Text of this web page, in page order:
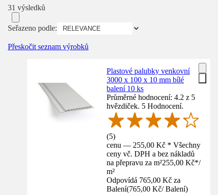
31 výsledků
Seřazeno podle:
Přeskočit seznam výrobků
Plastové palubky venkovní
3000 x 100 x 10 mm bílé
balení 10 ks
Průměrné hodnocení: 4.2 z 5
hvězdiček. 5 Hodnocení.
(5)
cenu — 255,00 Kč * Všechny
ceny vč. DPH a bez nákladů
na přepravu za m²255,00 Kč*/
m²
Odpovídá 765,00 Kč za
Balení(765,00 Kč/ Balení)